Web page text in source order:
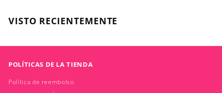
0
VISTO RECIENTEMENTE
POLÍTICAS DE LA TIENDA
Política de reembolso